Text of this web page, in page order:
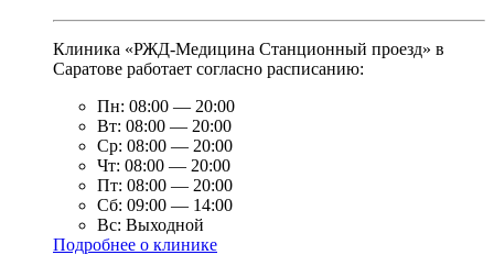
Клиника «РЖД-Медицина Станционный проезд» в
Саратове работает согласно расписанию:
Пн: 08:00 — 20:00
Вт: 08:00 — 20:00
Ср: 08:00 — 20:00
Чт: 08:00 — 20:00
Пт: 08:00 — 20:00
Сб: 09:00 — 14:00
Вс: Выходной
Подробнее о клинике